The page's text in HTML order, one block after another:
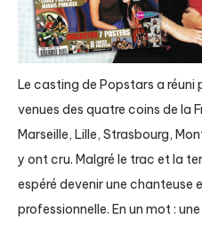
Le casting de Popstars a
venues des quatre coins de la
Marseille, Lille, Strasbourg,
y ont cru. Malgré le trac et la
espéré devenir une chanteuse
professionnelle. En un mot :